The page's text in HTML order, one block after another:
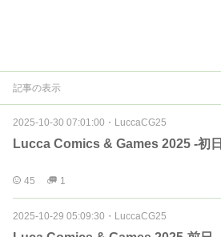
記事の表示
2025-10-30 07:01:00 ・ LuccaCG25
Lucca Comics & Games 2025 -初日
45 1
2025-10-29 05:09:30 ・ LuccaCG25